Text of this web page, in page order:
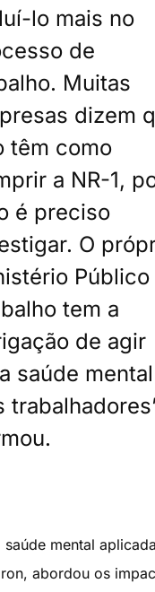
lo mais no
de
Muitas
dizem
têm como
a NR-1,
é preciso
O
Público
tem a
de agir
saúde mental
saúde mental
abordou os